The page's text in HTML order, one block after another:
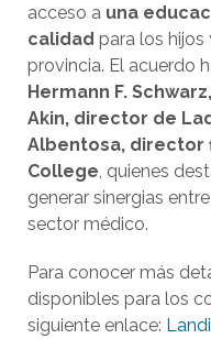
acceso a una
calidad para los
provincia. El acuerdo
Hermann F.
Akin, director de
Albentosa, director
College , quienes
generar sinergias
sector médico.
Para conocer más
disponibles para los
siguiente enlace: